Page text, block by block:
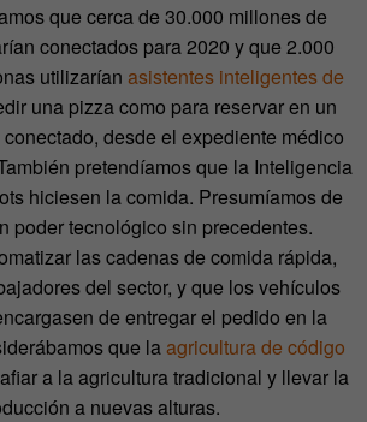
que cerca de 30.000 millones de
conectados para 2020 y que 2.000
utilizarían asistentes inteligentes de
una pizza como para reservar en un
desde el expediente médico
pretendíamos que la Inteligencia
hiciesen la comida. Presumíamos de
poder tecnológico sin precedentes.
las cadenas de comida rápida,
del sector, y que los vehículos
de entregar el pedido en la
que laagricultura de código
a la agricultura tradicional y llevar la
a nuevas alturas.